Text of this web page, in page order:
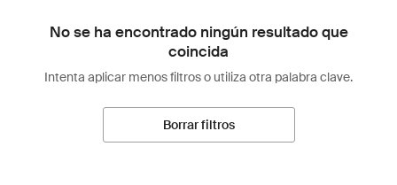
No se ha encontrado ningún resultado que
coincida
Intenta aplicar menos filtros o utiliza otra palabra clave.
Borrar filtros